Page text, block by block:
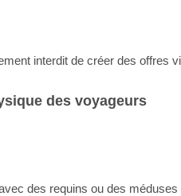
interdit de créer des offres
des voyageurs
des requins ou des méduses